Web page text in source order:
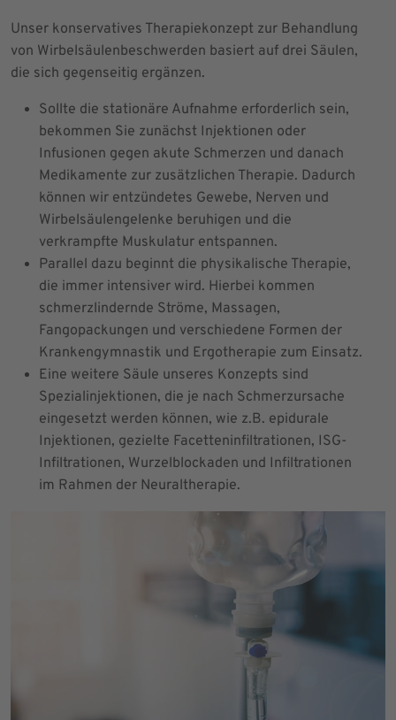
Unser konservatives Therapiekonzept zur Behandlung
von Wirbelsäulenbeschwerden basiert auf drei Säulen,
die sich gegenseitig ergänzen.
Sollte die stationäre Aufnahme erforderlich sein,
bekommen Sie zunächst Injektionen oder
Infusionen gegen akute Schmerzen und danach
Medikamente zur zusätzlichen Therapie. Dadurch
können wir entzündetes Gewebe, Nerven und
Wirbelsäulengelenke beruhigen und die
verkrampfte Muskulatur entspannen.
Parallel dazu beginnt die physikalische Therapie,
die immer intensiver wird. Hierbei kommen
schmerzlindernde Ströme, Massagen,
Fangopackungen und verschiedene Formen der
Krankengymnastik und Ergotherapie zum Einsatz.
Eine weitere Säule unseres Konzepts sind
Spezialinjektionen, die je nach Schmerzursache
eingesetzt werden können, wie z.B. epidurale
Injektionen, gezielte Facetteninfiltrationen, ISG-
Infiltrationen, Wurzelblockaden und Infiltrationen
im Rahmen der Neuraltherapie.